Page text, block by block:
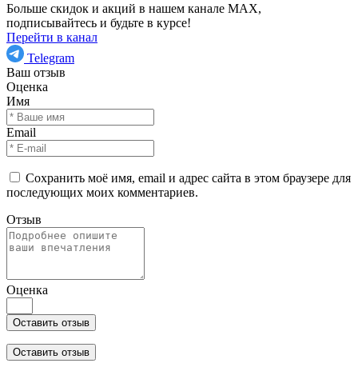
Больше скидок и акций в нашем канале MAX,
подписывайтесь и будьте в курсе!
Перейти в канал
Telegram
Ваш отзыв
Оценка
Имя
Email
Сохранить моё имя, email и адрес сайта в этом браузере для
последующих моих комментариев.
Отзыв
Оценка
Оставить отзыв